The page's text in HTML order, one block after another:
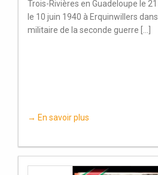
Trois-Rivières en Guadeloupe le
le 10 juin 1940 à Erquinwillers dans
militaire de la seconde guerre [...]
→ En savoir plus